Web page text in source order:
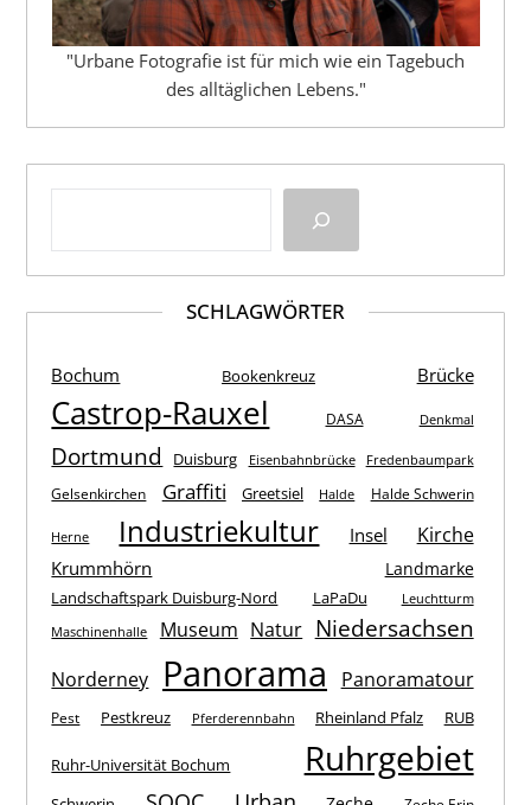
"Urbane Fotografie ist für mich wie ein Tagebuch
des alltäglichen Lebens."
SCHLAGWÖRTER
Bochum Bookenkreuz Brücke
Castrop-Rauxel DASA Denkmal
Dortmund Duisburg Eisenbahnbrücke Fredenbaumpark
Gelsenkirchen Graffiti Greetsiel Halde Halde Schwerin
Herne Industriekultur Insel Kirche
Krummhörn Landmarke
Landschaftspark Duisburg-Nord LaPaDu
Leuchtturm
Maschinenhalle
Museum Natur Niedersachsen
Norderney Panorama Panoramatour
Pest Pestkreuz Pferderennbahn Rheinland Pfalz RUB
Ruhr-Universität Bochum Ruhrgebiet